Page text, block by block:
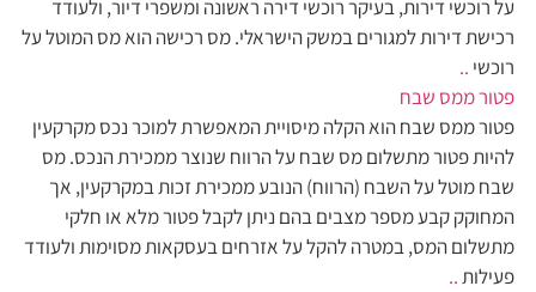
על רוכשי דירות, בעיקר רוכשי דירה ראשונה ומשפרי דיור, ולעודד
רכישת דירות למגורים במשק הישראלי. מס רכישה הוא מס המוטל על
רוכשי ..
פטור ממס שבח
פטור ממס שבח הוא הקלה מיסויית המאפשרת למוכר נכס מקרקעין
להיות פטור מתשלום מס שבח על הרווח שנוצר ממכירת הנכס. מס
שבח מוטל על השבח (הרווח) הנובע ממכירת זכות במקרקעין, אך
המחוקק קבע מספר מצבים בהם ניתן לקבל פטור מלא או חלקי
מתשלום המס, במטרה להקל על אזרחים בעסקאות מסוימות ולעודד
פעילות..